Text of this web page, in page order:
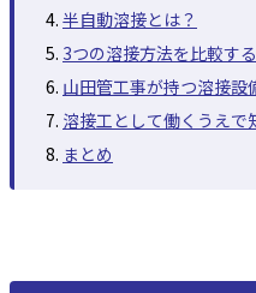
半自動溶接とは？
3つの溶接方法を比較する
山田管工事が持つ溶接設
溶接工として働くうえで
まとめ